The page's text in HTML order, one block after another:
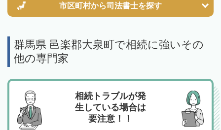
市区町村から司法書士を探す
群馬県 邑楽郡大泉町で相続に強いその
他の専門家
相続トラブルが発
生している場合は
要注意！！